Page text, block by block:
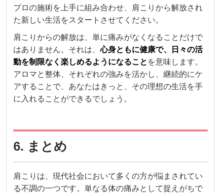
プロの施術を上手に組み合わせ、肩こりから解放され
た新しい生活をスタートさせてください。
肩こりからの解放は、単に痛みがなくなることだけで
はありません。それは、心身ともに健康で、日々の活
動を制限なく楽しめるようになること を意味します。
アロマと整体、それぞれの強みを活かし、継続的にケ
アすることで、あなたはきっと、その理想の生活を手
に入れることができるでしょう。
6. まとめ
肩こりは、現代社会において多くの方が悩まされてい
る不調の一つです。単なる体の痛みとして捉えがちで